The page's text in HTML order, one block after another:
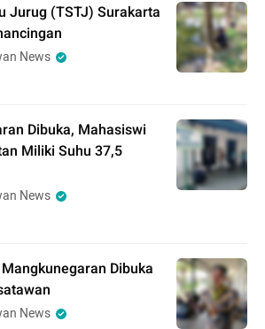
Jurug (TSTJ) Surakarta
News
Dibuka, Mahasiswi
Miliki Suhu 37,5
News
Dibuka
News